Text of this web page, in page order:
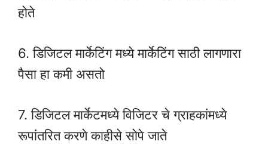
होते
6. डिजिटल मार्केटिंग मध्ये मार्केटिंग साठी लागणारा
पैसा हा कमी असतो
7. डिजिटल मार्केटमध्ये विजिटर चे ग्राहकांमध्ये
रूपांतरित करणे काहीसे सोपे जाते